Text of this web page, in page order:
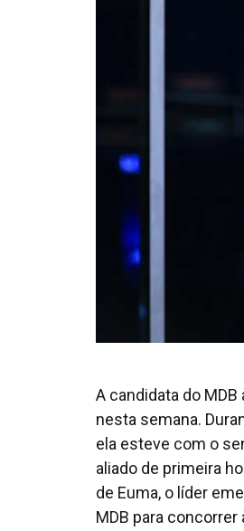
A candidata do
nesta semana.
ela esteve com o
aliado de primeira
de Euma, o líder
MDB para